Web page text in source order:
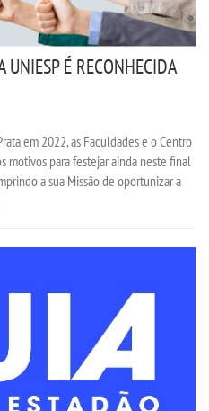
É RECONHECIDA
em 2022, as Faculdades e o Centro
motivos para festejar ainda neste final
a sua Missão de oportunizar a